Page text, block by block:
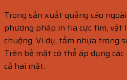
Trong sản xuất quảng cáo
phương pháp in tia cực tím, vật
chuộng. Ví dụ, tấm nhựa trong
Trên bề mặt có thể áp dụng
cả hai mặt.